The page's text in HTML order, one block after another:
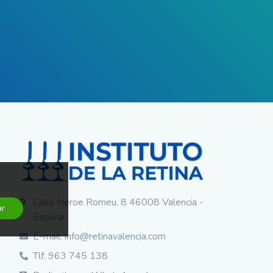
Calle Heroe Romeu, 8 46008 Valencia -
E-mail: info@retinavalencia.com
Tlf: 963 745 138